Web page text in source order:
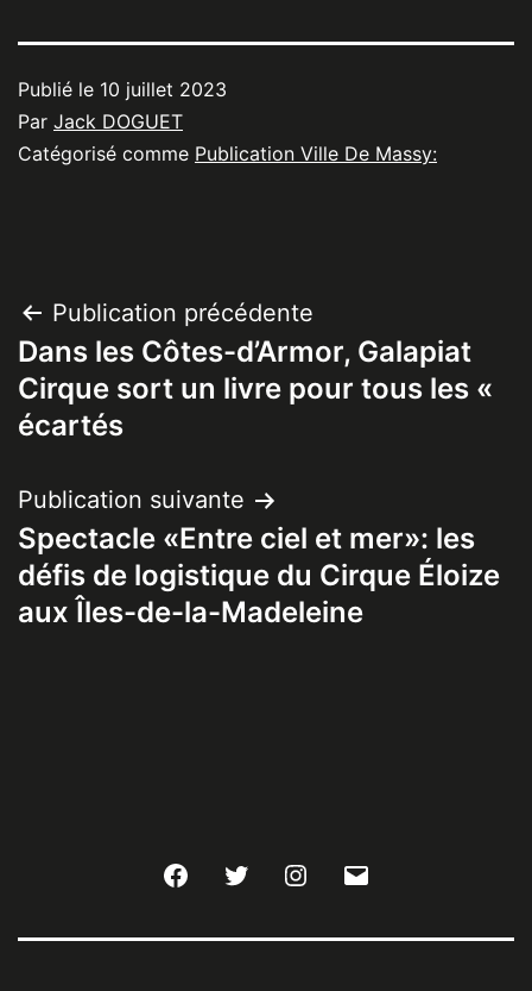
Publié le 10 juillet 2023
Par Jack DOGUET
Catégorisé comme Publication Ville De Massy:
Navigation
de
l’article
Publication précédente
Dans les Côtes-d’Armor, Galapiat
Cirque sort un livre pour tous les «
écartés
Publication suivante
Spectacle «Entre ciel et mer»: les
défis de logistique du Cirque Éloize
aux Îles-de-la-Madeleine
FacebookTwitter Instagram